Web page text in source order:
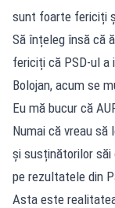
sunt foarte fericiți
Să înțeleg însă că
fericiți că PSD-ul a
Bolojan, acum se
Eu mă bucur că
Numai că vreau să
și susținătorilor
pe rezultatele din
Asta este